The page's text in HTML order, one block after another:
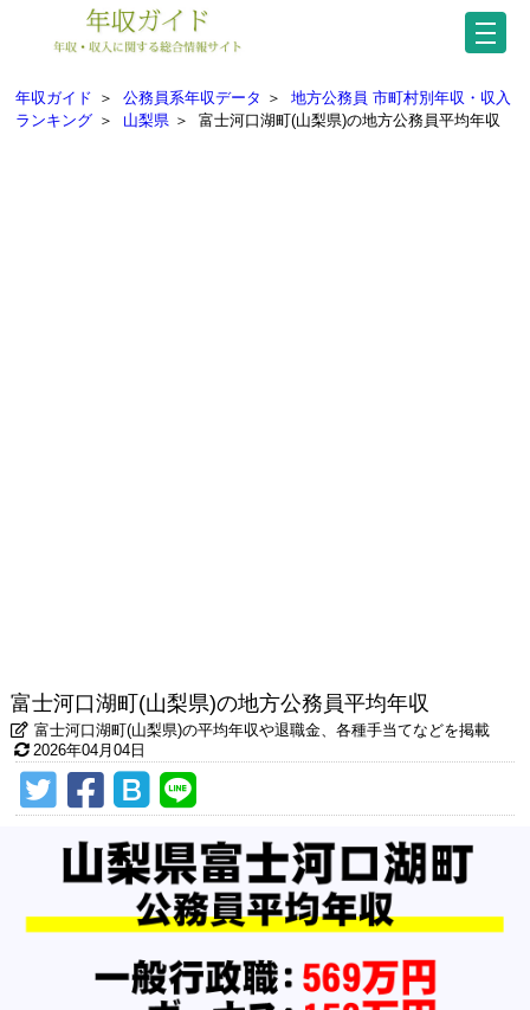
年収ガイド ＞ 公務員系年収データ ＞
地方公務員 市町村別年収・収入
ランキング ＞ 山梨県 ＞ 富士河口湖町(山梨県)の地方公務員平均年収
富士河口湖町(山梨県)の地方公務員平均年収
富士河口湖町(山梨県)の平均年収や退職金、各種手当てなどを掲載
2026年04月04日